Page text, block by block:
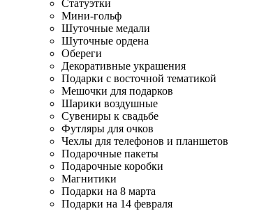
Статуэтки
Мини-гольф
Шуточные медали
Шуточные ордена
Обереги
Декоративные украшения
Подарки с восточной тематикой
Мешочки для подарков
Шарики воздушные
Сувениры к свадьбе
Футляры для очков
Чехлы для телефонов и планшетов
Подарочные пакеты
Подарочные коробки
Магнитики
Подарки на 8 марта
Подарки на 14 февраля